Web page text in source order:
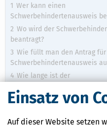
Einsatz von
Auf dieser Website setzen
Wer kann einen
Schwerbehindertenausweis
Wo wird der
beantragt?
Wie füllt man den Antrag
Schwerbehindertenausweis
Wie lange ist der
Welche Sonderrechte hat